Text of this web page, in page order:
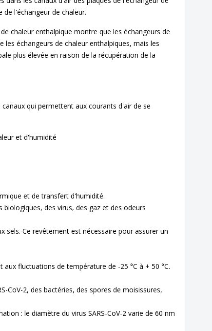
l'échangeur de chaleur.
chaleur enthalpique montre que les échangeurs de
échangeurs de chaleur enthalpiques, mais les
plus élevée en raison de la récupération de la
qui permettent aux courants d'air de se
et d'humidité
et de transfert d'humidité.
biologiques, des virus, des gaz et des odeurs
sels. Ce revêtement est nécessaire pour assurer un
fluctuations de température de -25 °C à + 50 °C.
CoV-2, des bactéries, des spores de moisissures,
: le diamètre du virus SARS-CoV-2 varie de 60 nm